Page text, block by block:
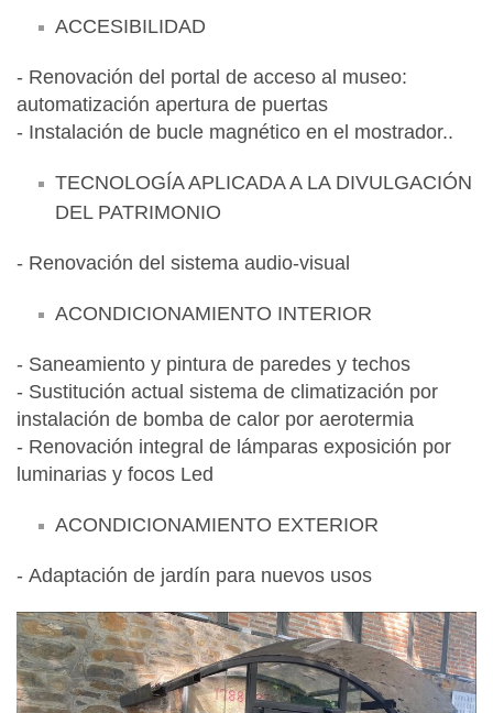
ACCESIBILIDAD
- Renovación del portal de acceso al museo:
automatización apertura de puertas
- Instalación de bucle magnético en el mostrador..
TECNOLOGÍA APLICADA A LA DIVULGACIÓN
DEL PATRIMONIO
- Renovación del sistema audio-visual
ACONDICIONAMIENTO INTERIOR
- Saneamiento y pintura de paredes y techos
- Sustitución actual sistema de climatización por
instalación de bomba de calor por aerotermia
- Renovación integral de lámparas exposición por
luminarias y focos Led
ACONDICIONAMIENTO EXTERIOR
- Adaptación de jardín para nuevos usos